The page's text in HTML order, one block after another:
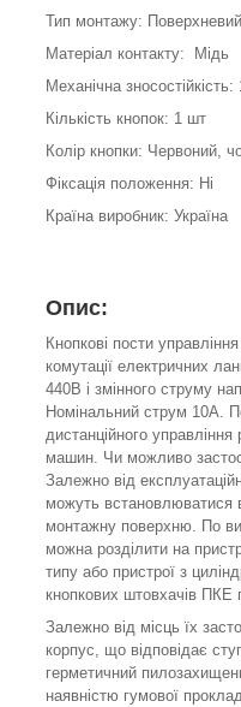
Тип монтажу: Поверхневий
Матеріал контакту: Мідь
Механічна
Кількість кнопок: 1 шт
Колір кнопки: Червоний,
Фіксація положення: Ні
Країна виробник: Україна
Опис:
Кнопкові пости
комутації електричних
440В і змінного струму
Номінальний струм 10А.
дистанційного
машин. Чи можливо
Залежно від
можуть встановлюватися
монтажну поверхню. По
можна розділити на
типу або пристрої з
кнопкових штовхачів ПКЕ
Залежно від місць їх
корпус, що відповідає
герметичний
наявністю гумової